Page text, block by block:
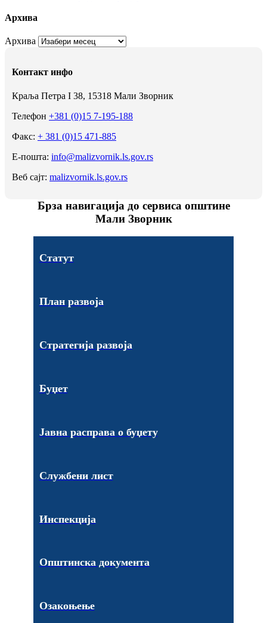
Архива
Архива
Контакт инфо
Краља Петра I 38, 15318 Мали Зворник
Телефон +381 (0)15 7-195-188
Факс: + 381 (0)15 471-885
Е-пошта: info@malizvornik.ls.gov.rs
Веб сајт: malizvornik.ls.gov.rs
Брза навигација до сервиса општине
Мали Зворник
Статут
План развоја
Стратегија развоја
Буџет
Јавна расправа о буџету
Службени лист
Инспекција
Општинска документа
Озакоњење